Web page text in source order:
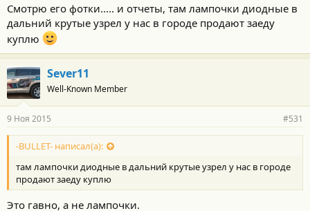
Смотрю его фотки..... и отчеты, там лампочки диодные в
дальний крутые узрел у нас в городе продают заеду
куплю
Sever11
Well-Known Member
9 Ноя 2015 #531
-BULLET- написал(а):
там лампочки диодные в дальний крутые узрел у нас в городе
продают заеду куплю
Это гавно, а не лампочки.